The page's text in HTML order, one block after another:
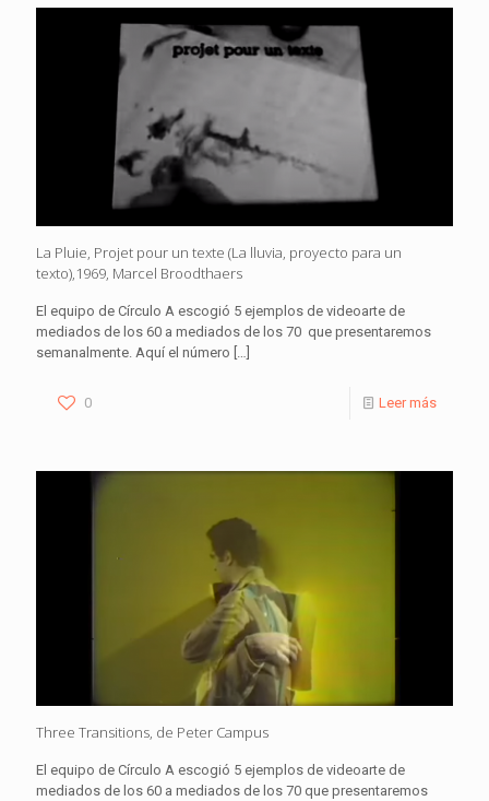
La Pluie, Projet pour un texte (La lluvia, proyecto para un
texto),1969, Marcel Broodthaers
El equipo de Círculo A escogió 5 ejemplos de videoarte de
mediados de los 60 a mediados de los 70 que presentaremos
semanalmente. Aquí el número […]
0 Leer más
Three Transitions, de Peter Campus
El equipo de Círculo A escogió 5 ejemplos de videoarte de
mediados de los 60 a mediados de los 70 que presentaremos